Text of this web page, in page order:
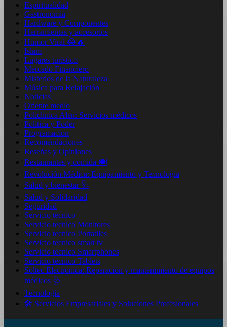
Espiritualidad
Gastronomia
Hardware y Componentes
Herramientas y accesorios
Humor Viral 😂🔥
Islam
Lugares turístico
Mercado Financiero
Misterios de la Naturaleza
Música para Relajación
Noticias
Oriente medio
Policlinica Alen: Servicios médicos
Politica y Poder
Programacion
Recomendaciones
Reseñas y Opiniones
Restaurantes y comida 🍽️
Revolución Médica: Equipamiento y Tecnología
Salud y bienestar 🩺
Salud y Solidaridad
Seguridad
Servicio tecnico
Servicio tecnico Monitores
Servicio tecnico Portatiles
Servicio tecnico smart tv
Servicio tecnico Smartphones
Servicio tecnico Tablets
Soltec Electrónica: Reparación y mantenimiento de equipos
médicos 🩺
Tecnologia
🛠️ Servicios Empresariales y Soluciones Profesionales